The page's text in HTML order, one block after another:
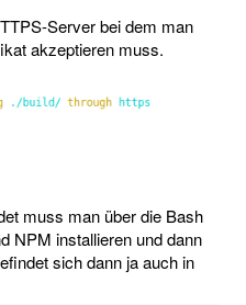
Server bei dem man
akzeptieren muss.
muss man über die Bash
NPM installieren und dann
sich dann ja auch in